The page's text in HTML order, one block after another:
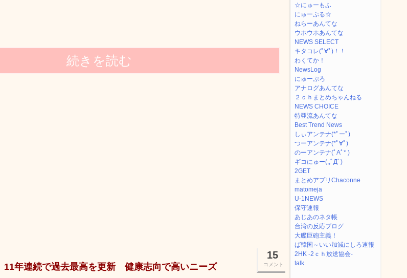
続きを読む
15
コメント
11年連続で過去最高を更新 健康志向で高いニーズ
☆にゅーもふ
にゅーぷる☆
ねらーあんてな
ウホウホあんてな
NEWS SELECT
キタコレ(ﾟ∀ﾟ)！！
わくてか！
NewsLog
にゅーぷろ
アナログあんてな
２ｃｈまとめちゃんねる
NEWS CHOICE
特亜流あんてな
Best Trend News
しぃアンテナ(*ﾟーﾟ)
つーアンテナ(*ﾟ∀ﾟ)
のーアンテナ(ﾟAﾟ* )
ギコにゅー(,,ﾟДﾟ)
2GET
まとめアプリChaconne
matomeja
U-1NEWS
保守速報
あじあのネタ帳
台湾の反応ブログ
大艦巨砲主義！
ば韓国～いい加減にしろ速報
2HK -2ｃｈ放送協会-
talk